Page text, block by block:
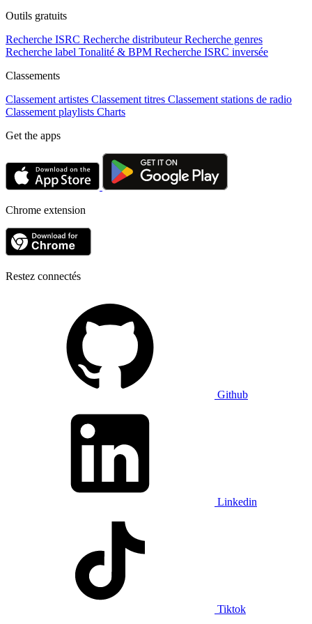
Outils gratuits
Recherche ISRC Recherche distributeur Recherche genres
Recherche label Tonalité & BPM Recherche ISRC inversée
Classements
Classement artistes Classement titres Classement stations de radio
Classement playlists Charts
Get the apps
Chrome extension
Restez connectés
Github
Linkedin
Tiktok